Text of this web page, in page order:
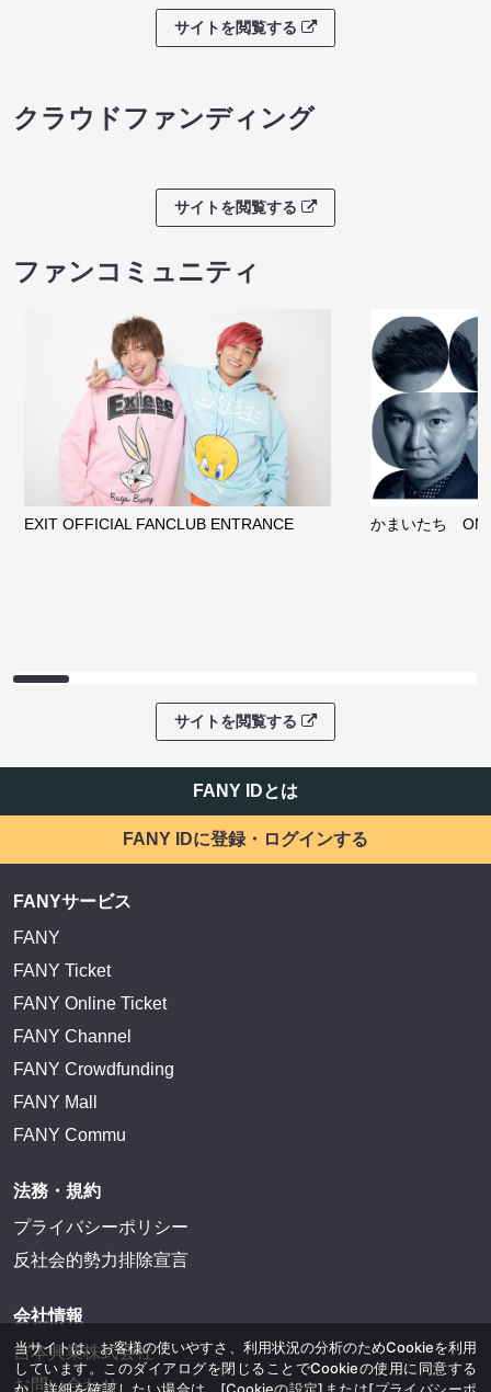
サイトを閲覧する
クラウドファンディング
サイトを閲覧する
ファンコミュニティ
EXIT OFFICIAL FANCLUB ENTRANCE かまいたち
サイトを閲覧する
FANY IDとは
FANY IDに登録・ログインする
FANYサービス
FANY
FANY Ticket
FANY Online Ticket
FANY Channel
FANY Crowdfunding
FANY Mall
FANY Commu
法務・規約
プライバシーポリシー
反社会的勢力排除宣言
会社情報
吉本興業株式会社
お問い合わせ
当サイトは、お客様の使いやすさ、利用状況の分析のためCookieを利用
しています。このダイアログを閉じることでCookieの使用に同意する